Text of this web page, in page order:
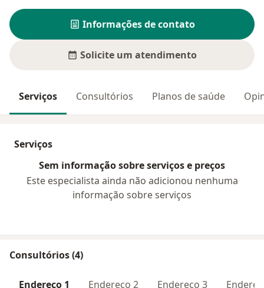
Informações de contato
Solicite um atendimento
Serviços Consultórios Planos de saúde
Serviços
Sem informação sobre serviços e preços
Este especialista ainda não adicionou nenhuma
informação sobre serviços
Consultórios (4)
Endereço 1 Endereço 2 Endereço 3